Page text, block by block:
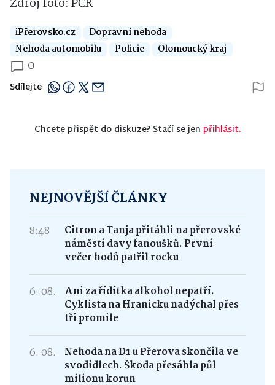
iPřerovsko.cz
Dopravní nehoda
Nehoda automobilu
Policie Olomoucký kraj
0
Sdílejte
Chcete přispět do diskuze? Stačí se jen přihlásit.
NEJNOVĚJŠÍ ČLÁNKY
8:48
Citron a Tanja přitáhli na přerovské
náměstí davy fanoušků. První
večer hodů patřil rocku
6. 08.
Ani za řídítka alkohol nepatří.
Cyklista na Hranicku nadýchal přes
tři promile
6. 08.
Nehoda na D1 u Přerova skončila ve
svodidlech. Škoda přesáhla půl
milionu korun